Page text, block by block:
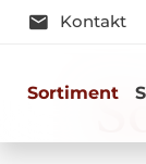
Kontakt
Sortiment